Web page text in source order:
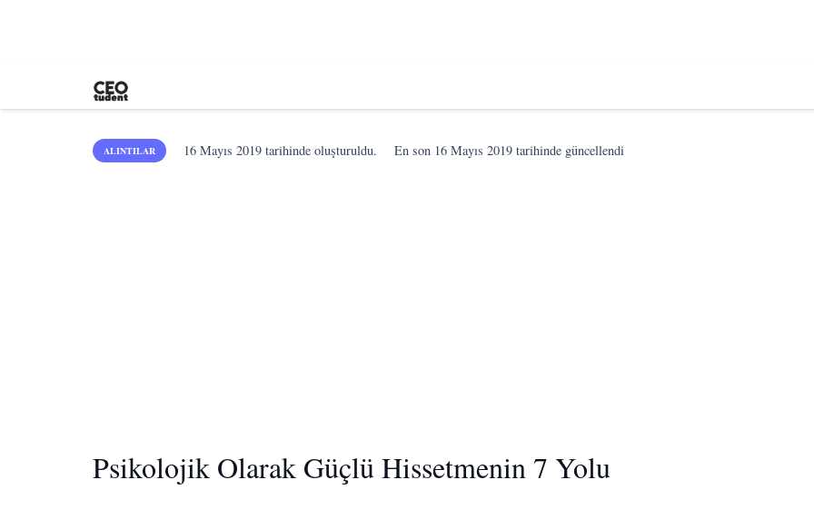
ALINTILAR 16 Mayıs 2019 tarihinde oluşturuldu. En son 16 Mayıs 2019 tarihinde güncellendi
Psikolojik Olarak Güçlü Hissetmenin 7 Yolu